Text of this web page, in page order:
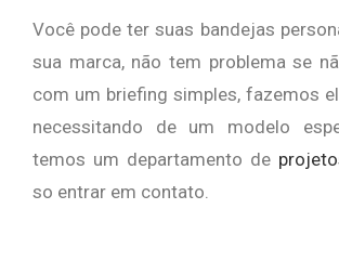
Você pode ter suas bandejas
sua marca, não tem problema se
com um briefing simples, fazemos
necessitando de um modelo
temos um departamento de
so entrar em contato.